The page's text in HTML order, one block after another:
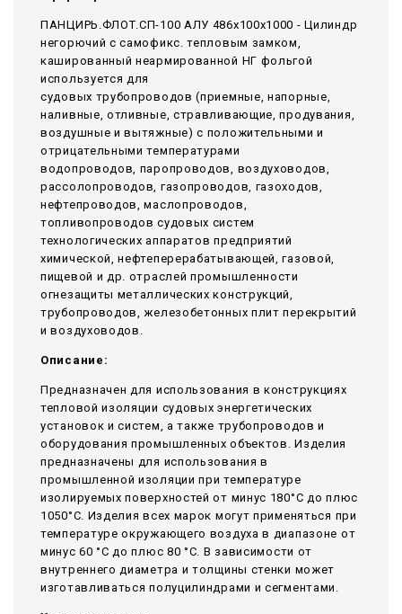
ПАНЦИРЬ.ФЛОТ.СП-100 АЛУ 486x100x1000 - Цилиндр
негорючий c самофикс. тепловым замком,
кашированный неармированной НГ фольгой
используется для
судовых трубопроводов (приемные, напорные,
наливные, отливные, стравливающие, продувания,
воздушные и вытяжные) с положительными и
отрицательными температурами
водопроводов, паропроводов, воздуховодов,
рассолопроводов, газопроводов, газоходов,
нефтепроводов, маслопроводов,
топливопроводов судовых систем
технологических аппаратов предприятий
химической, нефтеперерабатывающей, газовой,
пищевой и др. отраслей промышленности
огнезащиты металлических конструкций,
трубопроводов, железобетонных плит перекрытий
и воздуховодов.
Описание:
Предназначен для использования в конструкциях
тепловой изоляции судовых энергетических
установок и систем, а также трубопроводов и
оборудования промышленных объектов. Изделия
предназначены для использования в
промышленной изоляции при температуре
изолируемых поверхностей от минус 180°С до плюс
1050°С. Изделия всех марок могут применяться при
температуре окружающего воздуха в диапазоне от
минус 60 °С до плюс 80 °С. В зависимости от
внутреннего диаметра и толщины стенки может
изготавливаться полуцилиндрами и сегментами.